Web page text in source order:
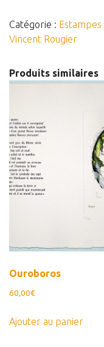
Le
Bestiaire
Catégorie : Estampes
Vincent Rougier
Produits similaires
Ouroboros
60,00€
Ajouter au panier